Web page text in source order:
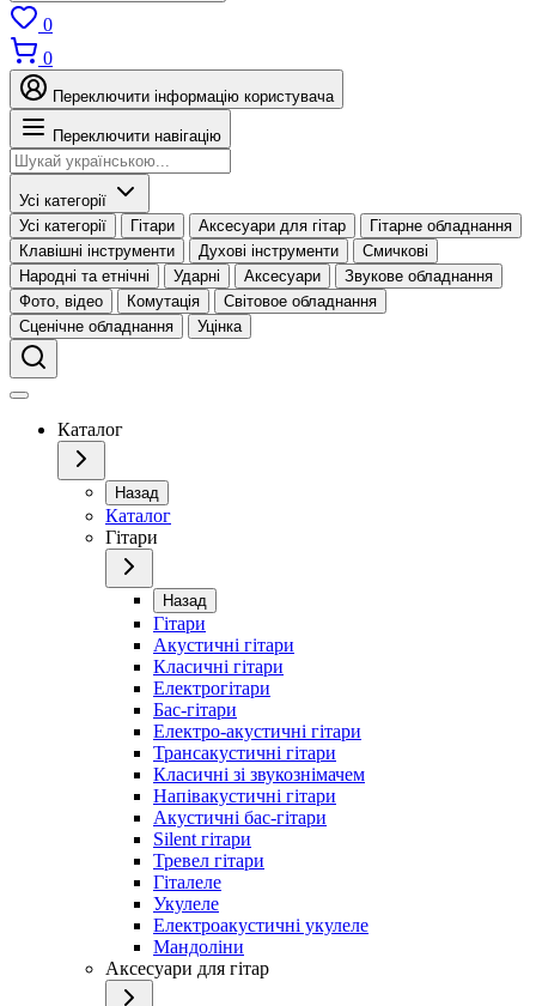
0
0
Переключити інформацію користувача
Переключити навігацію
Усі категорії
Усі категорії
Гітари Аксесуари для гітар
Гітарне обладнання
Клавішні інструменти
Духові інструменти
Смичкові
Народні та етнічні
Ударні Аксесуари
Звукове обладнання
Фото, відео
Комутація
Світовое обладнання
Сценічне обладнання
Уцінка
Каталог
Назад
Каталог
Гітари
Назад
Гітари
Акустичні гітари
Класичні гітари
Електрогітари
Бас-гітари
Електро-акустичні гітари
Трансакустичні гітари
Класичні зі звукознімачем
Напівакустичні гітари
Акустичні бас-гітари
Silent гітари
Тревел гітари
Гіталеле
Укулеле
Електроакустичні укулеле
Мандоліни
Аксесуари для гітар